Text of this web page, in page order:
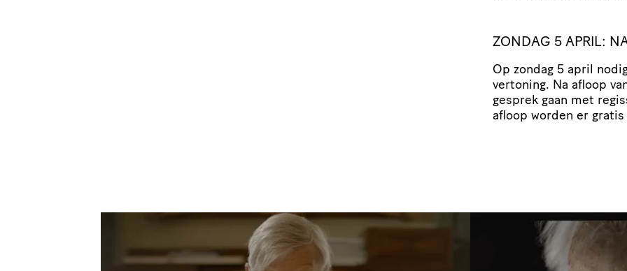
ZONDAG 5 APRIL:
Op zondag 5 april
vertoning. Na afloop
gesprek gaan met
afloop worden er